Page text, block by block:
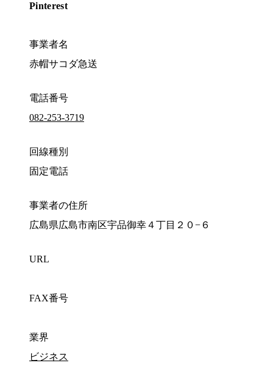
Pinterest
事業者名
赤帽サコダ急送
電話番号
082-253-3719
回線種別
固定電話
事業者の住所
広島県広島市南区宇品御幸４丁目２０−６
URL
FAX番号
業界
ビジネス